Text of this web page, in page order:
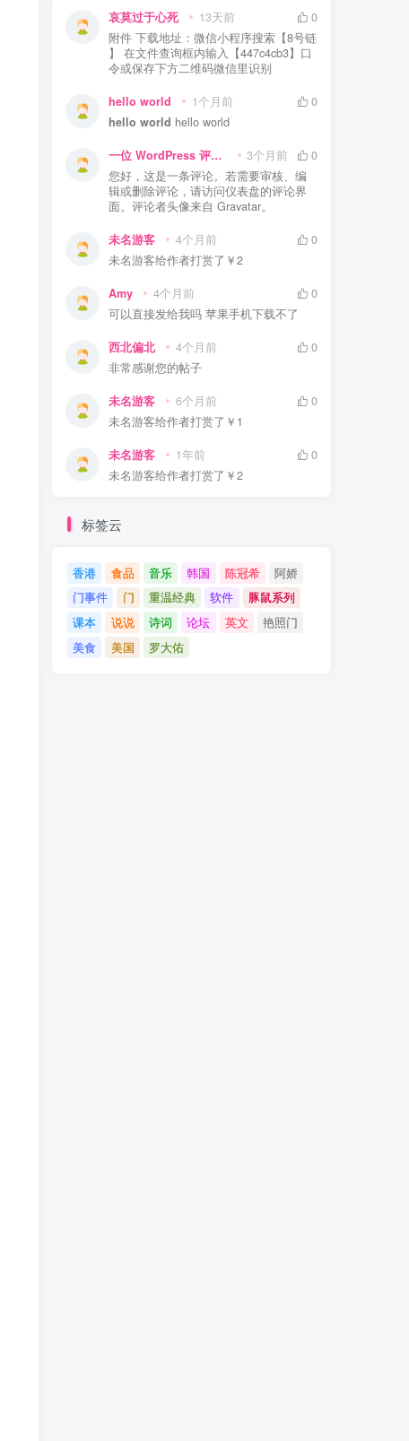
哀莫过于心死 13天前
0
附件 下载地址：微信小程序搜索【8号链
】 在文件查询框内输入【447c4cb3】口
令或保存下方二维码微信里识别
hello world 1个月前
0
hello world hello world
一位 WordPress 评论者 3个月前
0
您好，这是一条评论。若需要审核、编
辑或删除评论，请访问仪表盘的评论界
面。评论者头像来自 Gravatar。
未名游客 4个月前
0
未名游客给作者打赏了 ￥2
Amy 4个月前
0
可以直接发给我吗 苹果手机下载不了
西北偏北 4个月前
0
非常感谢您的帖子
未名游客 6个月前
0
未名游客给作者打赏了 ￥1
未名游客 1年前
0
未名游客给作者打赏了 ￥2
标签云
香港 食品 音乐 韩国 陈冠希
阿娇
门事件
门 重温经典 软件
豚鼠系列
课本
说说 诗词 论坛 英文
艳照门
美食
美国 罗大佑